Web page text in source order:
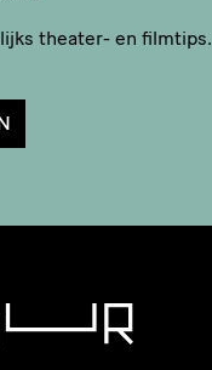
theater- en filmtips.